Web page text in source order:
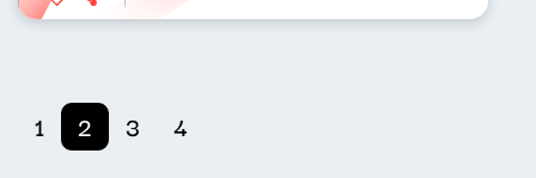
1 2 3 4